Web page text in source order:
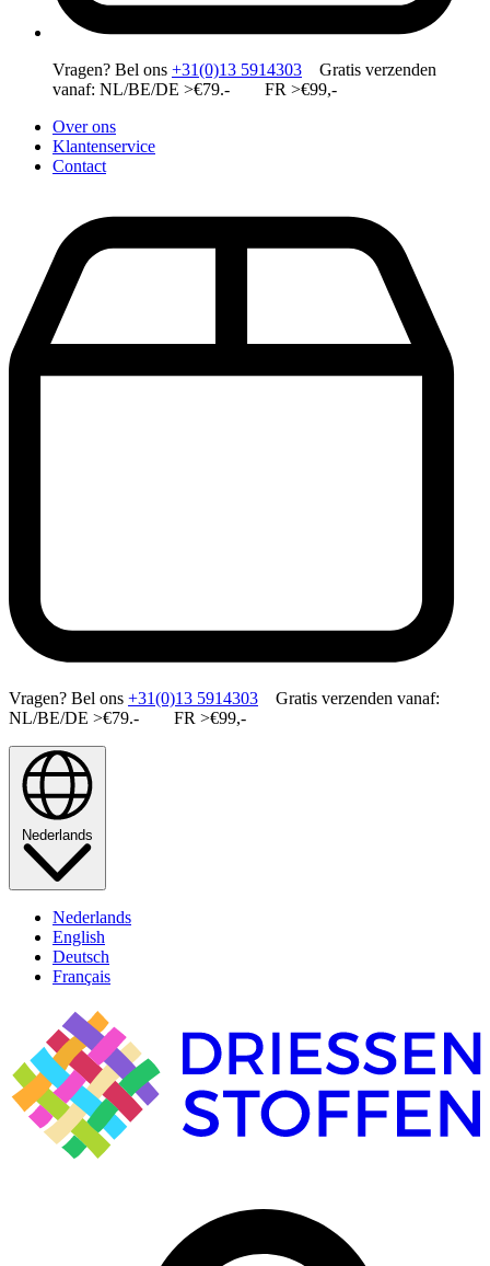
Vragen? Bel ons +31(0)13 5914303 Gratis verzenden
vanaf: NL/BE/DE >€79.- FR >€99,-
Over ons
Klantenservice
Contact
Vragen? Bel ons +31(0)13 5914303 Gratis verzenden vanaf:
NL/BE/DE >€79.- FR >€99,-
Nederlands
Nederlands
English
Deutsch
Français